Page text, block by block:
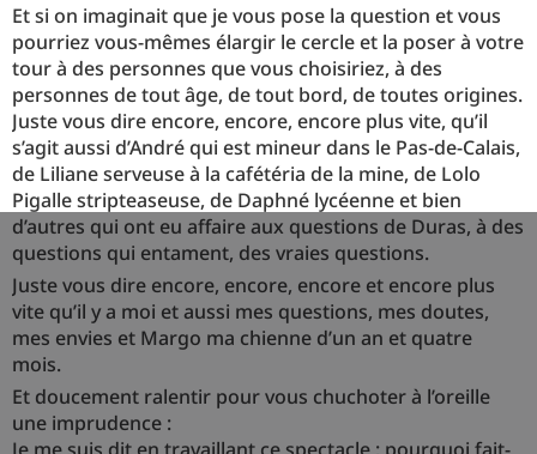
Et si on imaginait que je vous pose la question et vous
pourriez vous-mêmes élargir le cercle et la poser à votre
tour à des personnes que vous choisiriez, à des
personnes de tout âge, de tout bord, de toutes origines.
Juste vous dire encore, encore, encore plus vite, qu’il
s’agit aussi d’André qui est mineur dans le Pas-de-Calais,
de Liliane serveuse à la cafétéria de la mine, de Lolo
Pigalle stripteaseuse, de Daphné lycéenne et bien
d’autres qui ont eu affaire aux questions de Duras, à des
questions qui entament, des vraies questions.
Juste vous dire encore, encore, encore et encore plus
vite qu’il y a moi et aussi mes questions, mes doutes,
mes envies et Margo ma chienne d’un an et quatre
mois.
Et doucement ralentir pour vous chuchoter à l’oreille
une imprudence :